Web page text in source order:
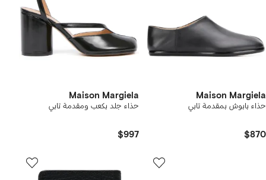
Maison Margiela
حذاء بابوش بمقدمة تابي
$870
Maison Margiela
حذاء جلد بكعب ومقدمة تابي
$997